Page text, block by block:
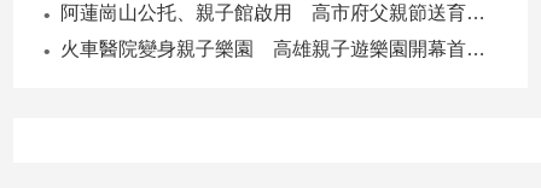
物
阿蓮崗山公托、親子館啟用 高市府父親節送育兒暖禮
火車醫院變身親子樂園 高雄親子遊樂園開幕首日爆棚